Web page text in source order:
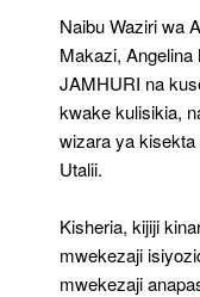
Naibu Waziri wa
Makazi,
JAMHURI na
kwake kulisikia,
wizara ya
Utalii.
Kisheria, kijiji
mwekezaji
mwekezaji